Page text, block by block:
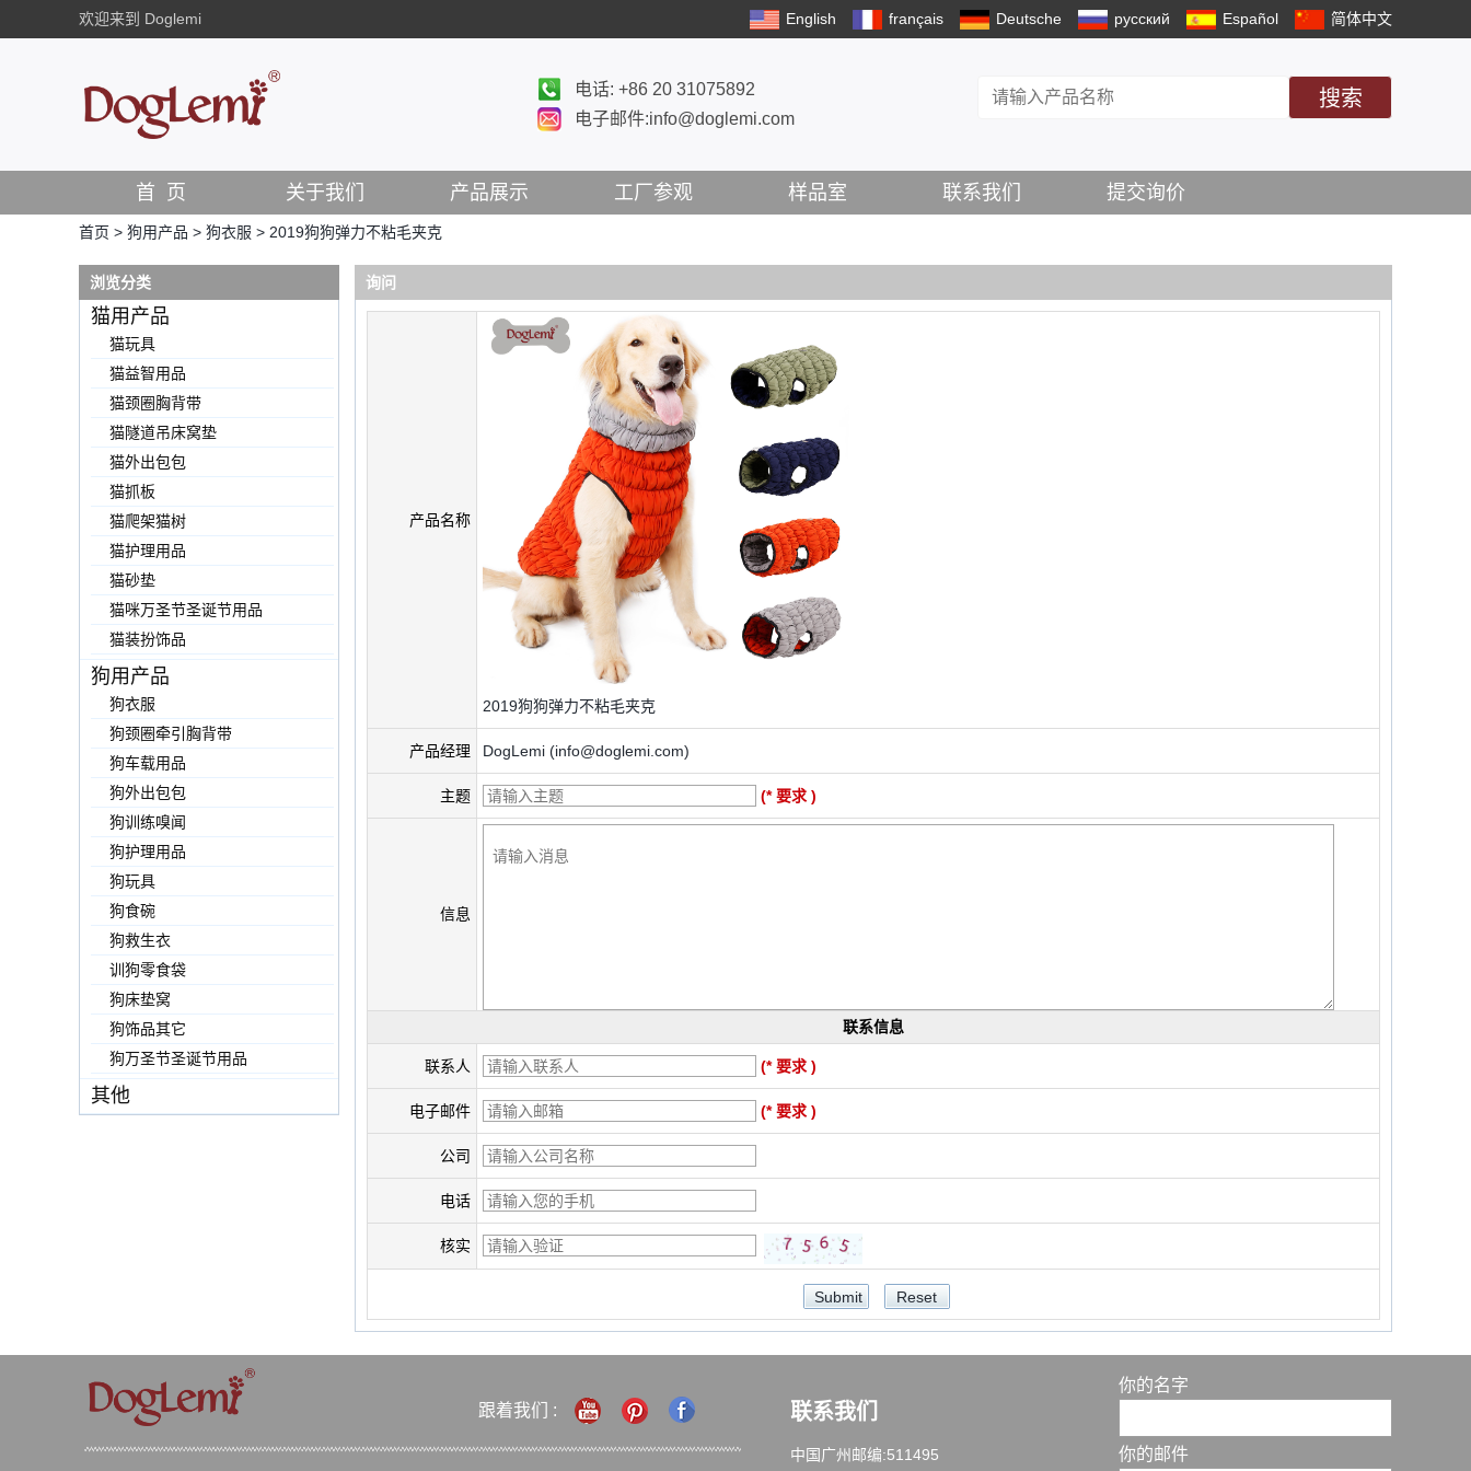
欢迎来到 Doglemi English français Deutsche русский Español 简体中文
电话: +86 20 31075892
电子邮件:info@doglemi.com
搜索
首 页 关于我们 产品展示 工厂参观 样品室 联系我们 提交询价
首页 > 狗用产品 > 狗衣服 > 2019狗狗弹力不粘毛夹克
浏览分类
猫用产品
猫玩具
猫益智用品
猫颈圈胸背带
猫隧道吊床窝垫
猫外出包包
猫抓板
猫爬架猫树
猫护理用品
猫砂垫
猫咪万圣节圣诞节用品
猫装扮饰品
狗用产品
狗衣服
狗颈圈牵引胸背带
狗车载用品
狗外出包包
狗训练嗅闻
狗护理用品
狗玩具
狗食碗
狗救生衣
训狗零食袋
狗床垫窝
狗饰品其它
狗万圣节圣诞节用品
其他
询问
产品名称
2019狗狗弹力不粘毛夹克
产品经理 DogLemi (info@doglemi.com)
主题 (* 要求 )
信息
联系信息
联系人 (* 要求 )
电子邮件 (* 要求 )
公司
电话
核实
跟着我们 : 联系我们
中国广州邮编:511495
你的名字
你的邮件